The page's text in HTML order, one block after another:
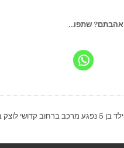
אהבתם? שתפו...
ניווט
ילד בן 5 נפגע מרכב ברחוב קדושי לוצק בבת ים; מצבו בינוני